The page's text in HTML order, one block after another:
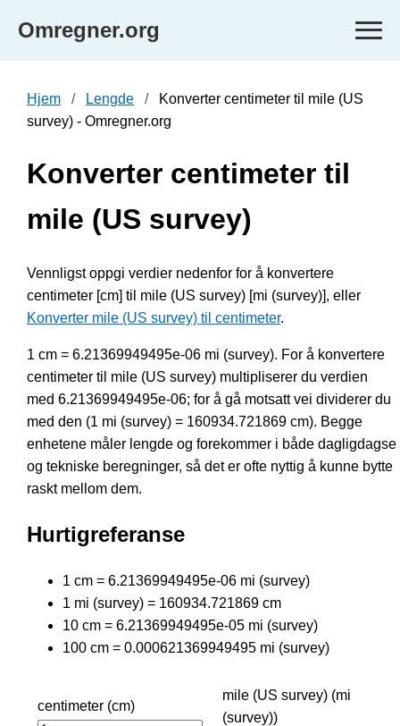
Omregner.org
Hjem Lengde
Konverter centimeter til mile (US
survey) - Omregner.org
Konverter centimeter til
mile (US survey)
Vennligst oppgi verdier nedenfor for å konvertere
centimeter [cm] til mile (US survey) [mi (survey)], eller
Konverter mile (US survey) til centimeter.
1 cm = 6.21369949495e-06 mi (survey). For å konvertere
centimeter til mile (US survey) multipliserer du verdien
med 6.21369949495e-06; for å gå motsatt vei dividerer du
med den (1 mi (survey) = 160934.721869 cm). Begge
enhetene måler lengde og forekommer i både dagligdagse
og tekniske beregninger, så det er ofte nyttig å kunne bytte
raskt mellom dem.
Hurtigreferanse
1 cm = 6.21369949495e-06 mi (survey)
1 mi (survey) = 160934.721869 cm
10 cm = 6.21369949495e-05 mi (survey)
100 cm = 0.000621369949495 mi (survey)
centimeter (cm)
mile (US survey) (mi
(survey))